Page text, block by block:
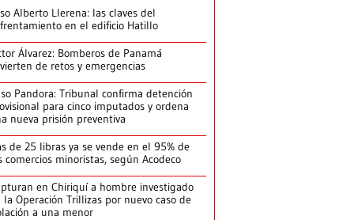
Alberto Llerena: las claves del
en el edificio Hatillo
Álvarez: Bomberos de Panamá
de retos y emergencias
Pandora: Tribunal confirma detención
para cinco imputados y ordena
nueva prisión preventiva
de 25 libras ya se vende en el 95% de
comercios minoristas, según Acodeco
en Chiriquí a hombre investigado
la Operación Trillizas por nuevo caso de
a una menor